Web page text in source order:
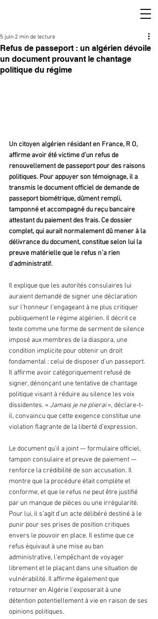
Refus de passeport : un algérien dévoile
un document prouvant le chantage
politique du régime
5 juin 2 min de lecture
Un citoyen algérien résidant en France, R O,
affirme avoir été victime d’un refus de
renouvellement de passeport pour des raisons
politiques. Pour appuyer son témoignage, il a
transmis le document officiel de demande de
passeport biométrique, dûment rempli,
tamponné et accompagné du reçu bancaire
attestant du paiement des frais. Ce dossier
complet, qui aurait normalement dû mener à la
délivrance du document, constitue selon lui la
preuve matérielle que le refus n’a rien
d’administratif.
Il explique que les autorités consulaires lui
auraient demandé de signer une déclaration
sur l’honneur l’engageant à ne plus critiquer
publiquement le régime algérien. Il décrit ce
texte comme une forme de serment de silence
imposé aux membres de la diaspora, une
condition implicite pour obtenir un droit
fondamental : celui de disposer d’un passeport.
Il affirme avoir catégoriquement refusé de
signer, dénonçant une tentative de chantage
politique visant à réduire au silence les voix
dissidentes. « Jamais je ne plierai », déclare-t-
il, convaincu que cette exigence constitue une
violation flagrante de la liberté d’expression.
Le document qu’il a joint — formulaire officiel,
tampon consulaire et preuve de paiement —
renforce la crédibilité de son accusation. Il
montre que la procédure était complète et
conforme, et que le refus ne peut être justifié
par un manque de pièces ou une irrégularité.
Pour lui, il s’agit d’un acte délibéré destiné à le
punir pour ses prises de position critiques
envers le pouvoir en place. Il estime que ce
refus équivaut à une mise au ban
administrative, l’empêchant de voyager
librement et le plaçant dans une situation de
vulnérabilité. Il affirme également que
retourner en Algérie l’exposerait à une
détention potentiellement à vie en raison de ses
opinions politiques.